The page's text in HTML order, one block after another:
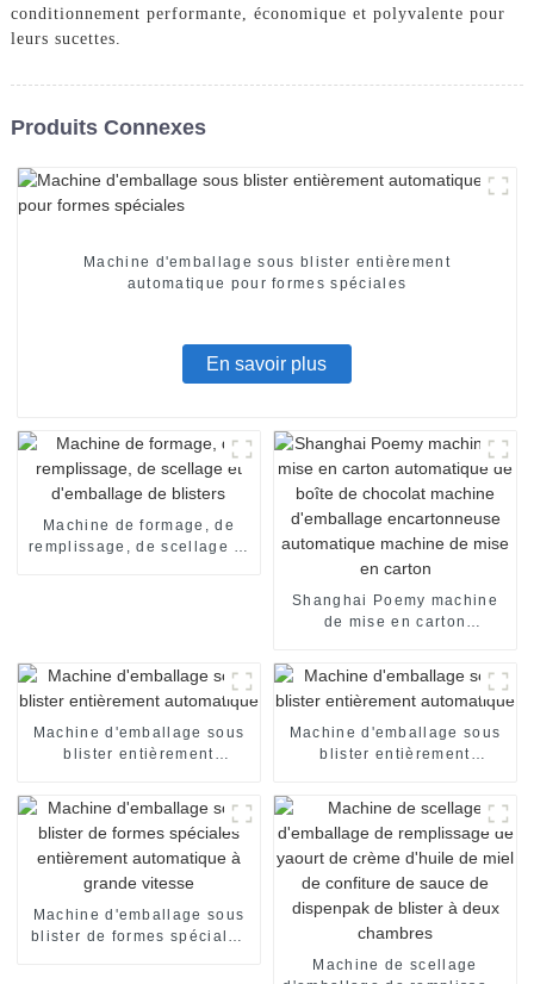
conditionnement performante, économique et polyvalente pour
leurs sucettes.
Produits Connexes
Machine d'emballage sous blister entièrement
automatique pour formes spéciales
En savoir plus
Machine de formage, de
remplissage, de scellage et
Shanghai Poemy machine
de mise en carton
d'emballage encartonneuse
automatique machine de
mise en carton
Machine d'emballage sous
blister entièrement
Machine d'emballage sous
blister entièrement
Machine d'emballage sous
blister de formes spéciales
Machine de scellage